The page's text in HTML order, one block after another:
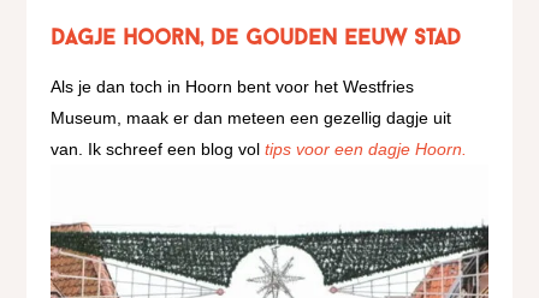
Dagje Hoorn, de Gouden Eeuw Stad
Als je dan toch in Hoorn bent voor het Westfries
Museum, maak er dan meteen een gezellig dagje uit
van. Ik schreef een blog voltips voor een dagje Hoorn.